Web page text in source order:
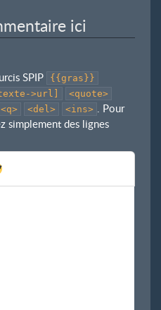
ici
SPIP
{{gras}}
>url]
<quote>
<q> <del> <ins> . Pour
simplement des lignes